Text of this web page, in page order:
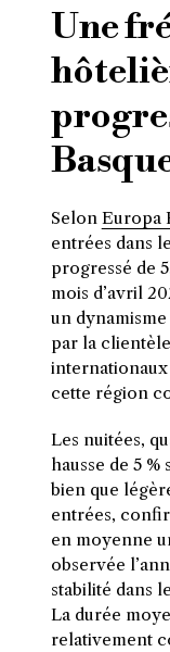
Une
Selon Europa
entrées dans
progressé de
mois d’avril
un
par la
internationaux
cette région
Les nuitées,
hausse de 5
bien que
entrées,
en moyenne
observée
stabilité dans
La durée
relativement